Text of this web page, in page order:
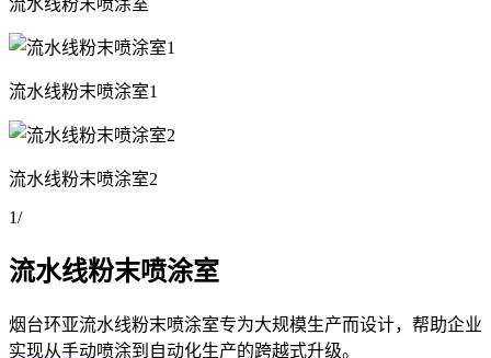
流水线粉末喷涂室1
流水线粉末喷涂室2
1/
流水线粉末喷涂室
烟台环亚流水线粉末喷涂室专为大规模生产而设计，帮助企业
实现从手动喷涂到自动化生产的跨越式升级。